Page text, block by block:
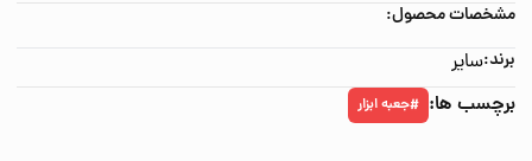
مشخصات محصول:
برند:سایر
برچسب ها: #جعبه ابزار